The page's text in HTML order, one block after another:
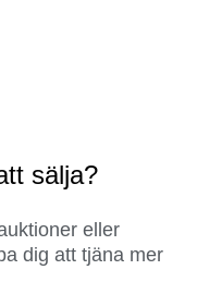
sälja?
eller
dig att tjäna mer